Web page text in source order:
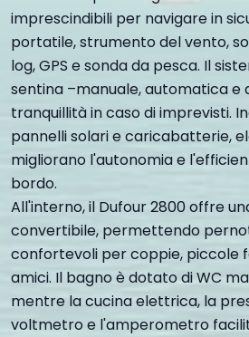
imprescindibili per navigare in
portatile, strumento del vento,
log, GPS e sonda da pesca. Il
sentina –manuale, automatica e
tranquillità in caso di imprevisti.
pannelli solari e caricabatterie,
migliorano l'autonomia e
bordo.
All'interno, il Dufour 2800 offre
convertibile, permettendo
confortevoli per coppie, piccole
amici. Il bagno è dotato di WC
mentre la cucina elettrica, la
voltmetro e l'amperometro